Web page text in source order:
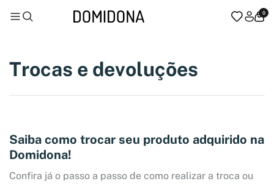
0
Trocas e devoluções
Saiba como trocar seu produto adquirido na
Domidona!
Confira já o passo a passo de como realizar a troca ou